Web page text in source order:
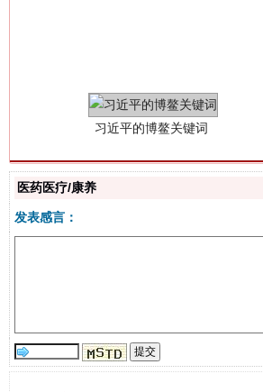
医药医疗/康养
发表感言：